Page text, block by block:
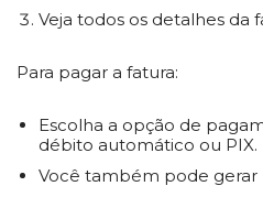
Veja todos os detalhes da
Para pagar a fatura:
Escolha a opção de
débito automático ou PIX.
Você também pode